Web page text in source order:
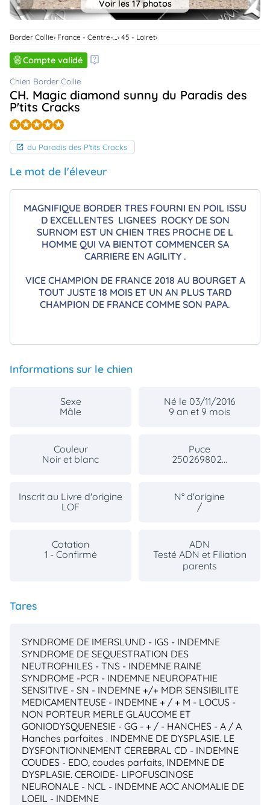
Voir les 17 photos
Border Collie France - Centre-Val De Loire 45 - Loiret
Compte validé
Chien Border Collie
CH. Magic diamond sunny du Paradis des
P'tits Cracks
du Paradis des P'tits Cracks
Le mot de l'éleveur
MAGNIFIQUE BORDER TRES FOURNI EN POIL ISSU
D EXCELLENTES LIGNEES ROCKY DE SON
SURNOM EST UN CHIEN TRES PROCHE DE L
HOMME QUI VA BIENTOT COMMENCER SA
CARRIERE EN AGILITY .
VICE CHAMPION DE FRANCE 2018 AU BOURGET A
TOUT JUSTE 18 MOIS ET UN AN PLUS TARD
CHAMPION DE FRANCE COMME SON PAPA.
Informations sur le chien
Sexe
Mâle
Né le 03/11/2016
9 an et 9 mois
Couleur
Noir et blanc
Puce
250269802...
Inscrit au Livre d'origine
LOF
N° d'origine
/
Cotation
1 - Confirmé
ADN
Testé ADN et Filiation
parents
Tares
SYNDROME DE IMERSLUND - IGS - INDEMNE
SYNDROME DE SEQUESTRATION DES
NEUTROPHILES - TNS - INDEMNE RAINE
SYNDROME -PCR - INDEMNE NEUROPATHIE
SENSITIVE - SN - INDEMNE +/+ MDR SENSIBILITE
MEDICAMENTEUSE - INDEMNE + / + M - LOCUS -
NON PORTEUR MERLE GLAUCOME ET
GONIODYSQUENESIE - GG - + / - HANCHES - A / A
Hanches parfaites . INDEMNE DE DYSPLASIE. LE
DYSFONTIONNEMENT CEREBRAL CD - INDEMNE
COUDES - EDO, coudes parfaits, INDEMNE DE
DYSPLASIE. CEROIDE- LIPOFUSCINOSE
NEURONALE - NCL - INDEMNE AOC ANOMALIE DE
LOEIL - INDEMNE